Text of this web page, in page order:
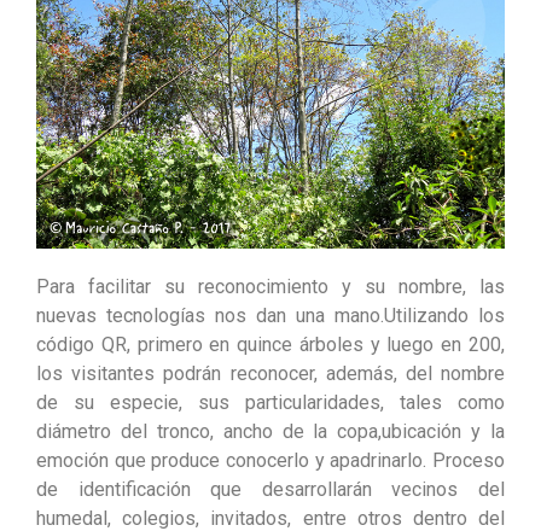
Para facilitar su reconocimiento y su nombre, las
nuevas tecnologías nos dan una mano.Utilizando los
código QR, primero en quince árboles y luego en 200,
los visitantes podrán reconocer, además, del nombre
de su especie, sus particularidades, tales como
diámetro del tronco, ancho de la copa,ubicación y la
emoción que produce conocerlo y apadrinarlo. Proceso
de identificación que desarrollarán vecinos del
humedal, colegios, invitados, entre otros dentro del